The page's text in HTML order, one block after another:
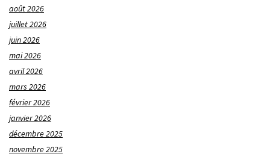
août 2026
juillet 2026
juin 2026
mai 2026
avril 2026
mars 2026
février 2026
janvier 2026
décembre 2025
novembre 2025